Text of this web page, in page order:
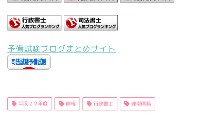
予備試験ブログまとめサイト
平成２９年度 債権 行政書士 連帯債務